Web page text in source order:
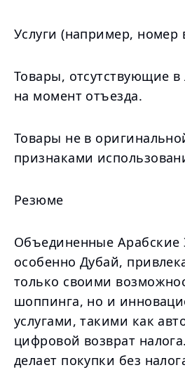
Услуги (например, номер
Товары, отсутствующие
на момент отъезда.
Товары не в
признаками
Резюме
Объединенные Арабские
особенно Дубай,
только своими
шоппинга, но и
услугами, такими как
цифровой возврат
делает покупки без